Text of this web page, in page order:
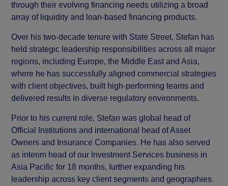
through their evolving financing needs utilizing a broad
array of liquidity and loan-based financing products.
Over his two-decade tenure with State Street, Stefan has
held strategic leadership responsibilities across all major
regions, including Europe, the Middle East and Asia,
where he has successfully aligned commercial strategies
with client objectives, built high-performing teams and
delivered results in diverse regulatory environments.
Prior to his current role, Stefan was global head of
Official Institutions and international head of Asset
Owners and Insurance Companies. He has also served
as interim head of our Investment Services business in
Asia Pacific for 18 months, further expanding his
leadership across key client segments and geographies.